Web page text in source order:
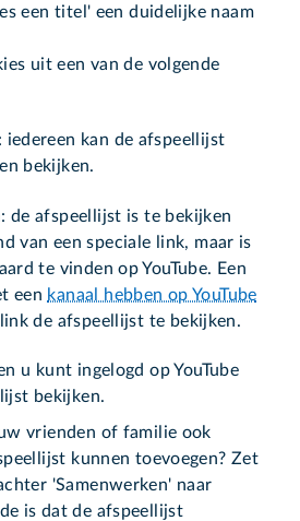
een titel' een duidelijke naam
uit een van de volgende
iedereen kan de afspeellijst
bekijken.
de afspeellijst is te bekijken
van een speciale link, maar is
te vinden op YouTube. Een
een kanaal hebben op YouTube
de afspeellijst te bekijken.
u kunt ingelogd op YouTube
bekijken.
vrienden of familie ook
kunnen toevoegen? Zet
'Samenwerken' naar
is dat de afspeellijst